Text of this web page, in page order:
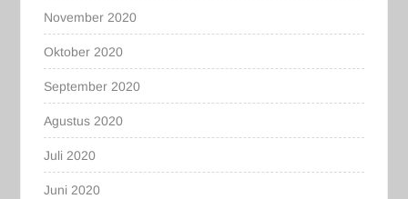
November 2020
Oktober 2020
September 2020
Agustus 2020
Juli 2020
Juni 2020